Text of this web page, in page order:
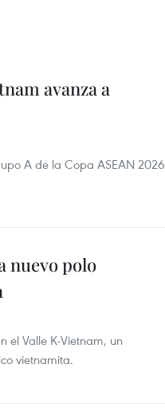
avanza a
A de la Copa ASEAN 2026
nuevo polo
el Valle K-Vietnam, un
vietnamita.